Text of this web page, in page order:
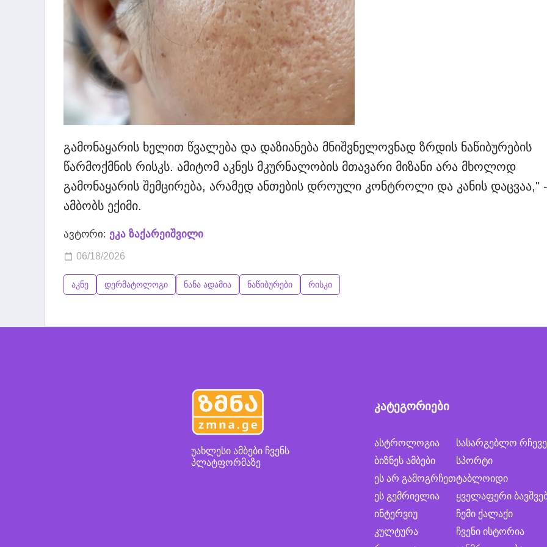
გამონაყარის ხელით წვალება და დაზიანება მნიშვნელოვნად ზრდის ნაწიბურების
წარმოქმნის რისკს. ამიტომ აკნეს მკურნალობის მთავარი მიზანი არა მხოლოდ
გამონაყარის შემცირება, არამედ ანთების დროული კონტროლი და კანის დაცვაა," -
ამბობს ექიმი.
ავტორი: ეკა ზაქარეიშვილი
06/18/2026
აკნე დერმატოლოგი ნანა ადამია ნაწიბურები რისკი
უახლესი ამბები ჩვენს
პლატფორმაზე
კატეგორიები
ასტროლოგია
ბიზნეს ამბები
ეს არ გამოგრჩეთ
ეს გემრიელია
ინტერვიუ
კულტურა
სასარგებლო
სპორტი
ტაბლოიდი
ყველაფერი
ჩემი ქალაქი
ჩვენი ისტორია